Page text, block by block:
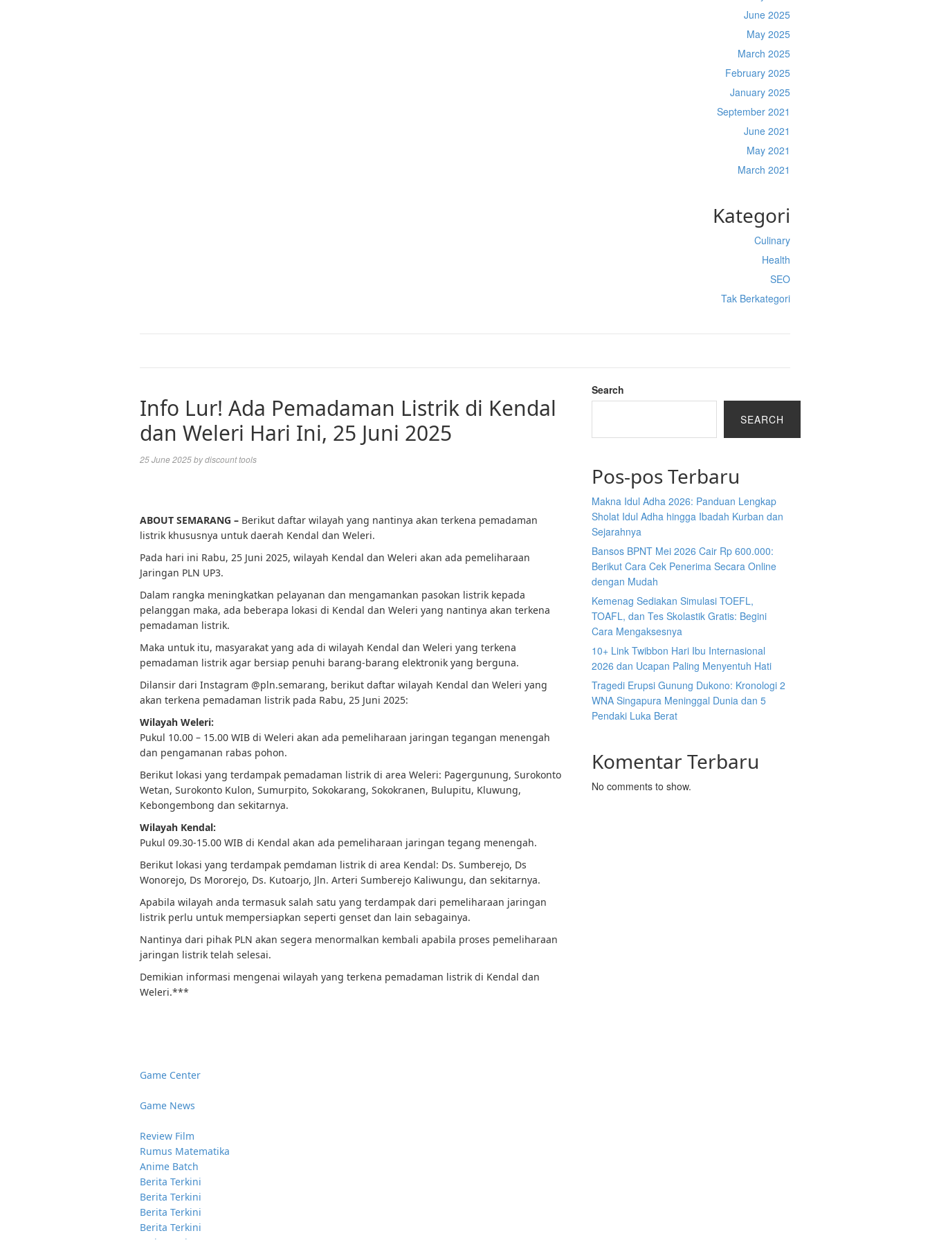
June 2025
May 2025
March 2025
February 2025
January 2025
September 2021
June 2021
May 2021
March 2021
Kategori
Culinary
Health
SEO
Tak Berkategori
Info Lur! Ada Pemadaman Listrik di Kendal
dan Weleri Hari Ini, 25 Juni 2025
25 June 2025bydiscount tools
ABOUT SEMARANG – Berikut daftar wilayah yang nantinya akan terkena pemadaman
listrik khususnya untuk daerah Kendal dan Weleri.
Pada hari ini Rabu, 25 Juni 2025, wilayah Kendal dan Weleri akan ada pemeliharaan
Jaringan PLN UP3.
Dalam rangka meningkatkan pelayanan dan mengamankan pasokan listrik kepada
pelanggan maka, ada beberapa lokasi di Kendal dan Weleri yang nantinya akan terkena
pemadaman listrik.
Maka untuk itu, masyarakat yang ada di wilayah Kendal dan Weleri yang terkena
pemadaman listrik agar bersiap penuhi barang-barang elektronik yang berguna.
Dilansir dari Instagram @pln.semarang, berikut daftar wilayah Kendal dan Weleri yang
akan terkena pemadaman listrik pada Rabu, 25 Juni 2025:
Wilayah Weleri:
Pukul 10.00 – 15.00 WIB di Weleri akan ada pemeliharaan jaringan tegangan menengah
dan pengamanan rabas pohon.
Berikut lokasi yang terdampak pemadaman listrik di area Weleri: Pagergunung, Surokonto
Wetan, Surokonto Kulon, Sumurpito, Sokokarang, Sokokranen, Bulupitu, Kluwung,
Kebongembong dan sekitarnya.
Wilayah Kendal:
Pukul 09.30-15.00 WIB di Kendal akan ada pemeliharaan jaringan tegang menengah.
Berikut lokasi yang terdampak pemdaman listrik di area Kendal: Ds. Sumberejo, Ds
Wonorejo, Ds Mororejo, Ds. Kutoarjo, Jln. Arteri Sumberejo Kaliwungu, dan sekitarnya.
Apabila wilayah anda termasuk salah satu yang terdampak dari pemeliharaan jaringan
listrik perlu untuk mempersiapkan seperti genset dan lain sebagainya.
Nantinya dari pihak PLN akan segera menormalkan kembali apabila proses pemeliharaan
jaringan listrik telah selesai.
Demikian informasi mengenai wilayah yang terkena pemadaman listrik di Kendal dan
Weleri.***
Game Center
Game News
Review Film
Rumus Matematika
Anime Batch
Berita Terkini
Berita Terkini
Berita Terkini
Berita Terkini
Search
SEARCH
Pos-pos Terbaru
Makna Idul Adha 2026: Panduan Lengkap
Sholat Idul Adha hingga Ibadah Kurban dan
Sejarahnya
Bansos BPNT Mei 2026 Cair Rp 600.000:
Berikut Cara Cek Penerima Secara Online
dengan Mudah
Kemenag Sediakan Simulasi TOEFL,
TOAFL, dan Tes Skolastik Gratis: Begini
Cara Mengaksesnya
10+ Link Twibbon Hari Ibu Internasional
2026 dan Ucapan Paling Menyentuh Hati
Tragedi Erupsi Gunung Dukono: Kronologi 2
WNA Singapura Meninggal Dunia dan 5
Pendaki Luka Berat
Komentar Terbaru
No comments to show.